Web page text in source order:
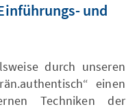
und
durch unseren
einen
Techniken der